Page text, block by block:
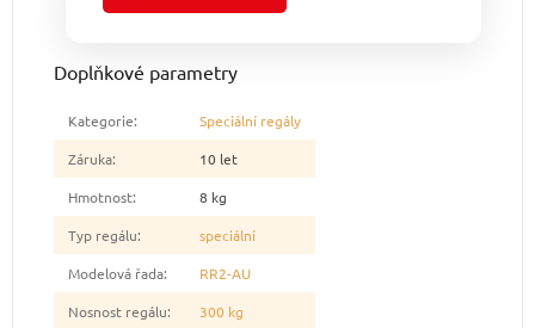
Doplňkové parametry
Kategorie:
Speciální regály
Záruka:
10 let
Hmotnost:
8 kg
Typ regálu:
speciální
Modelová řada:
RR2-AU
Nosnost regálu:
300 kg